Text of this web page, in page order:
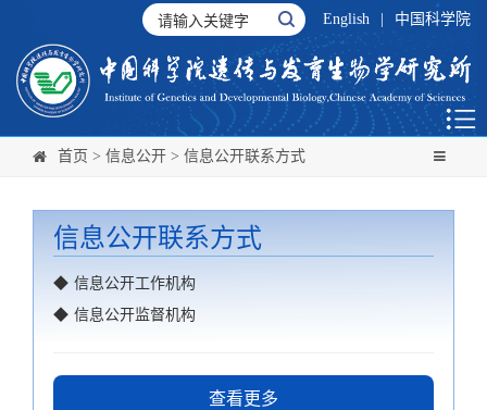
English 中国科学院
首页 > 信息公开 > 信息公开联系方式
信息公开联系方式
◆ 信息公开工作机构
◆ 信息公开监督机构
查看更多